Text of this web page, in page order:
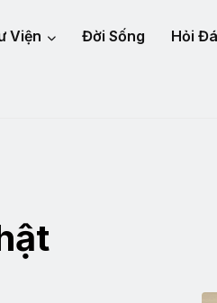
Viện Đời Sống Hỏi